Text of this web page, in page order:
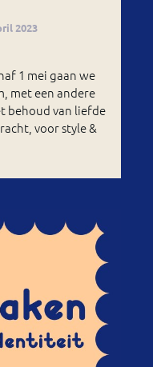
2023
1 mei gaan we
met een andere
behoud van liefde
voor style &